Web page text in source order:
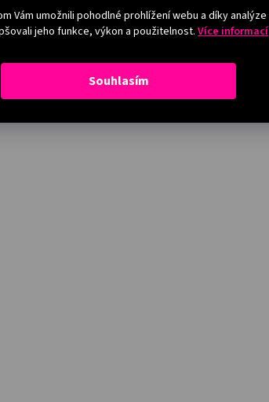
Vám umožnili pohodlné prohlížení webu a díky analýze
jeho funkce, výkon a použitelnost.Více informací
Souhlasím